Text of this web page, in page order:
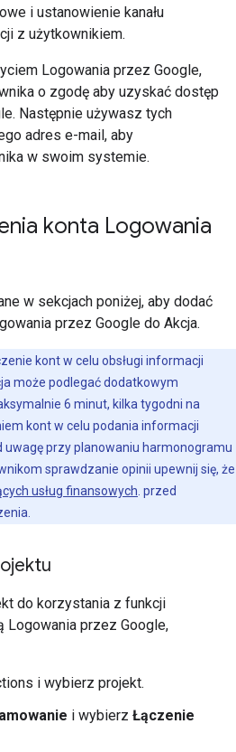
i ustanowienie kanału
z użytkownikiem.
Logowania przez Google,
o zgodę aby uzyskać dostęp
Następnie używasz tych
adres e-mail, aby
w swoim systemie.
konta Logowania
w sekcjach poniżej, aby dodać
przez Google do Akcja.
kont w celu obsługi informacji
może podlegać dodatkowym
6 minut, kilka tygodni na
kont w celu podania informacji
uwagę przy planowaniu harmonogramu
sprawdzanie opinii upewnij się, że
usług finansowych . przed
do korzystania z funkcji
Logowania przez Google,
i wybierz projekt.
i wybierz Łączenie